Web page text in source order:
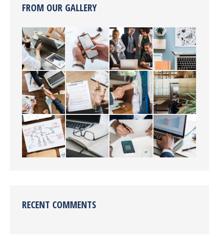
FROM OUR GALLERY
RECENT COMMENTS